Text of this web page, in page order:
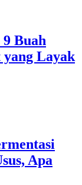
Buah
yang Layak
Apa